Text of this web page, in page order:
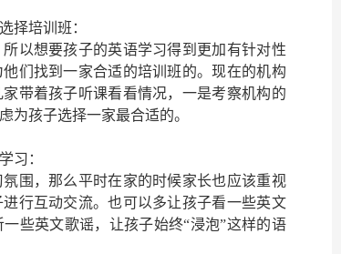
择培训班：
以想要孩子的英语学习得到更加有针对性
们找到一家合适的培训班的。现在的机构
带着孩子听课看看情况，一是考察机构的
为孩子选择一家最合适的。
习：
围，那么平时在家的时候家长也应该重视
行互动交流。也可以多让孩子看一些英文
些英文歌谣，让孩子始终“浸泡”这样的语